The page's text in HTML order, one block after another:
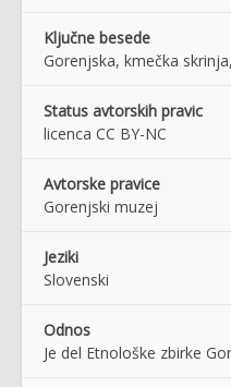
Ključne besede
Gorenjska, kmečka
Status avtorskih pravic
licenca CC BY-NC
Avtorske pravice
Gorenjski muzej
Jeziki
Slovenski
Odnos
Je del Etnološke zbirke